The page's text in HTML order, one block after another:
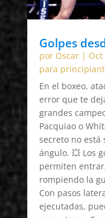
Golpes
por Oscar| Oct
para
En el boxeo,
error que te
grandes
Pacquiao o
secreto no está
ángulo. 💥 Los
permiten
rompiendo la
Con pasos
ejecutadas,